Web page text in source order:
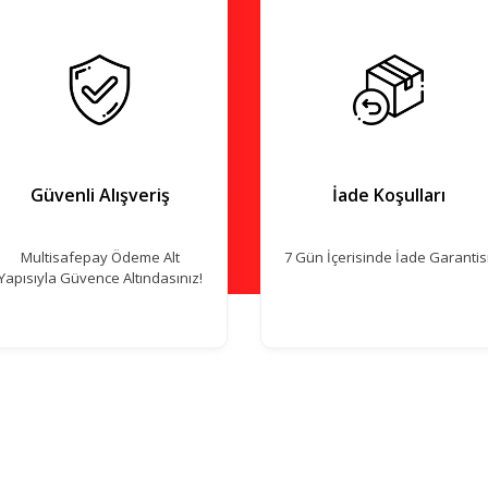
Güvenli Alışveriş
Multisafepay Ödeme Alt
Güvence Altındasınız!
İade Koşulları
7 Gün İçerisinde İade